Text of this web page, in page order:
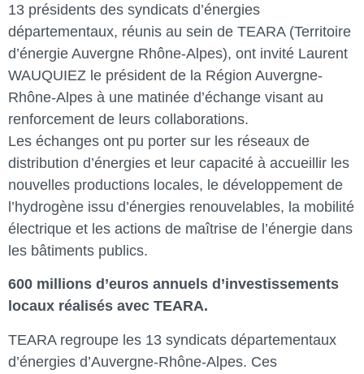
13 présidents des syndicats d’énergies
départementaux, réunis au sein de TEARA (Territoire
d’énergie Auvergne Rhône-Alpes), ont invité Laurent
WAUQUIEZ le président de la Région Auvergne-
Rhône-Alpes à une matinée d’échange visant au
renforcement de leurs collaborations.
Les échanges ont pu porter sur les réseaux de
distribution d’énergies et leur capacité à accueillir les
nouvelles productions locales, le développement de
l’hydrogène issu d’énergies renouvelables, la mobilité
électrique et les actions de maîtrise de l’énergie dans
les bâtiments publics.
600 millions d’euros annuels d’investissements
locaux réalisés avec TEARA.
TEARA regroupe les 13 syndicats départementaux
d’énergies d’Auvergne-Rhône-Alpes. Ces